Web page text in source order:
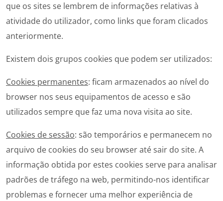
que os sites se lembrem de informações relativas à
atividade do utilizador, como links que foram clicados
anteriormente.
Existem dois grupos cookies que podem ser utilizados:
Cookies permanentes: ficam armazenados ao nível do
browser nos seus equipamentos de acesso e são
utilizados sempre que faz uma nova visita ao site.
Cookies de sessão: são temporários e permanecem no
arquivo de cookies do seu browser até sair do site. A
informação obtida por estes cookies serve para analisar
padrões de tráfego na web, permitindo-nos identificar
problemas e fornecer uma melhor experiência de